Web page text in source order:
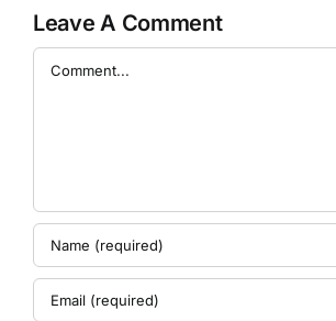
Leave A Comment
Comment